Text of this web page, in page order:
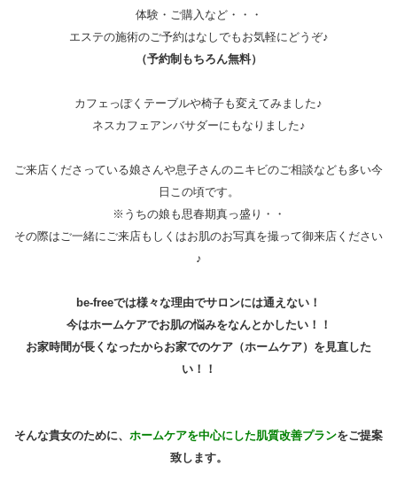
体験・ご購入など・・・
エステの施術のご予約はなしでもお気軽にどうぞ♪
（予約制もちろん無料）
カフェっぽくテーブルや椅子も変えてみました♪
ネスカフェアンバサダーにもなりました♪
ご来店くださっている娘さんや息子さんのニキビのご相談なども多い今
日この頃です。
※うちの娘も思春期真っ盛り・・
その際はご一緒にご来店もしくはお肌のお写真を撮って御来店ください
♪
be-freeでは様々な理由でサロンには通えない！
今はホームケアでお肌の悩みをなんとかしたい！！
お家時間が長くなったからお家でのケア（ホームケア）を見直した
い！！
そんな貴女のために、 ホームケアを中心にした肌質改善プランをご提案
致します。